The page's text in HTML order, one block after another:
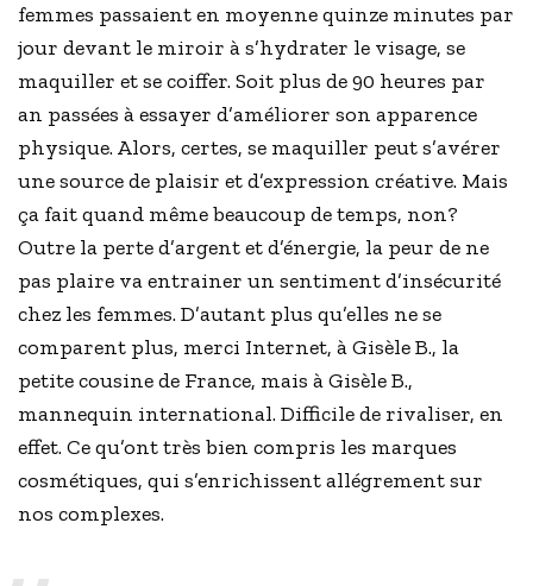
femmes passaient en moyenne quinze minutes par
jour devant le miroir à s’hydrater le visage, se
maquiller et se coiffer. Soit plus de 90 heures par
an passées à essayer d’améliorer son apparence
physique. Alors, certes, se maquiller peut s’avérer
une source de plaisir et d’expression créative. Mais
ça fait quand même beaucoup de temps, non?
Outre la perte d’argent et d’énergie, la peur de ne
pas plaire va entrainer un sentiment d’insécurité
chez les femmes. D’autant plus qu’elles ne se
comparent plus, merci Internet, à Gisèle B., la
petite cousine de France, mais à Gisèle B.,
mannequin international. Difficile de rivaliser, en
effet. Ce qu’ont très bien compris les marques
cosmétiques, qui s’enrichissent allégrement sur
nos complexes.